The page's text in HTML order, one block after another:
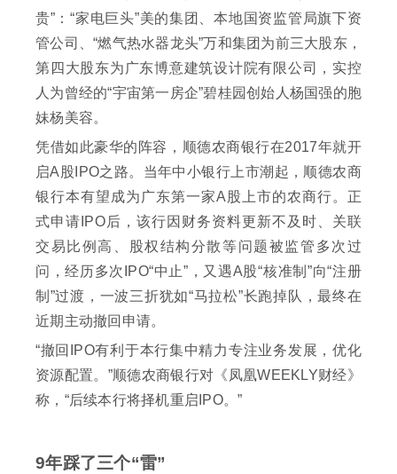
贵”：“家电巨头”美的集团、本地国资监管局旗下资
管公司、“燃气热水器龙头”万和集团为前三大股东，
第四大股东为广东博意建筑设计院有限公司，实控
人为曾经的“宇宙第一房企”碧桂园创始人杨国强的胞
妹杨美容。
凭借如此豪华的阵容，顺德农商银行在2017年就开
启A股IPO之路。当年中小银行上市潮起，顺德农商
银行本有望成为广东第一家A股上市的农商行。正
式申请IPO后，该行因财务资料更新不及时、关联
交易比例高、股权结构分散等问题被监管多次过
问，经历多次IPO“中止”，又遇A股“核准制”向“注册
制”过渡，一波三折犹如“马拉松”长跑掉队，最终在
近期主动撤回申请。
“撤回IPO有利于本行集中精力专注业务发展，优化
资源配置。”顺德农商银行对《凤凰WEEKLY财经》
称，“后续本行将择机重启IPO。”
9年踩了三个“雷”